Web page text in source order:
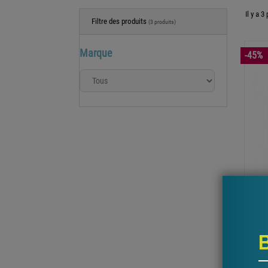
Filtre des produits (3 produits)
Marque
Il y a 3
-45%
La
en